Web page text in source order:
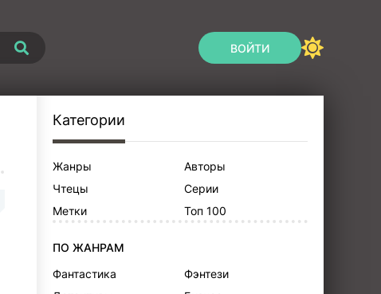
ВОЙТИ
Категории
Жанры
Авторы
Чтецы
Серии
Метки
Топ 100
ПО ЖАНРАМ
Фантастика
Фэнтези